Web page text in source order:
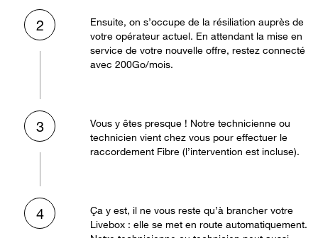
2
Ensuite, on s’occupe de la résiliation auprès de
votre opérateur actuel. En attendant la mise en
service de votre nouvelle offre, restez connecté
avec 200Go/mois.
3
Vous y êtes presque ! Notre technicienne ou
technicien vient chez vous pour effectuer le
raccordement Fibre (l’intervention est incluse).
4
Ça y est, il ne vous reste qu’à brancher votre
Livebox : elle se met en route automatiquement.